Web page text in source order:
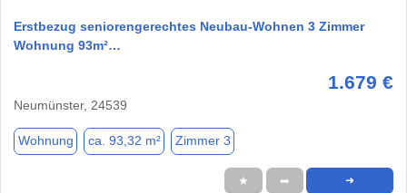
Erstbezug seniorengerechtes Neubau-Wohnen 3 Zimmer
Wohnung 93m²…
1.679 €
Neumünster, 24539
Wohnung ca. 93,32 m² Zimmer 3
★ ➦ ➜